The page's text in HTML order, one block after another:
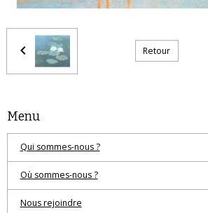
Retour
Menu
Qui sommes-nous ?
Où sommes-nous ?
Nous rejoindre